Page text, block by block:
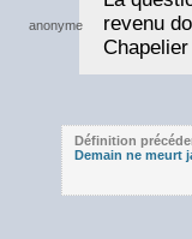
revenu
Définition
Demain ne meurt